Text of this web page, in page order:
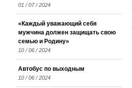
01 / 07 / 2024
«Каждый уважающий себя
мужчина должен защищать свою
семью и Родину»
10 / 06 / 2024
Автобус по выходным
10 / 06 / 2024